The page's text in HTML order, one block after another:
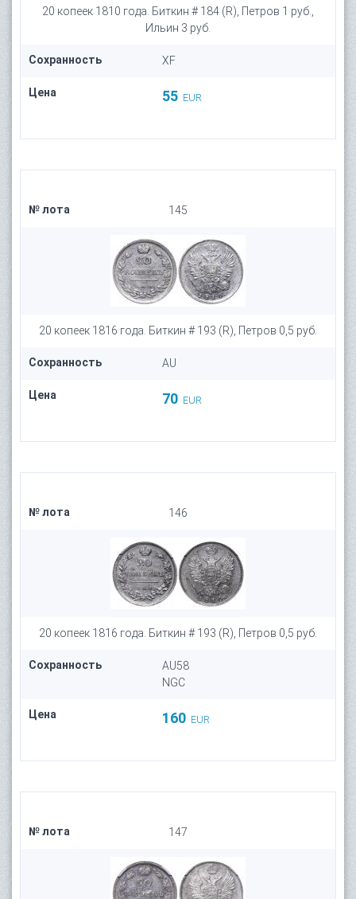
20 копеек 1810 года. Биткин # 184 (R), Петров 1 руб.,
Ильин 3 руб.
Сохранность XF
Цена 55 EUR
№ лота 145
20 копеек 1816 года. Биткин # 193 (R), Петров 0,5 руб.
Сохранность AU
Цена 70 EUR
№ лота 146
20 копеек 1816 года. Биткин # 193 (R), Петров 0,5 руб.
Сохранность
AU58
NGC
Цена 160 EUR
№ лота 147